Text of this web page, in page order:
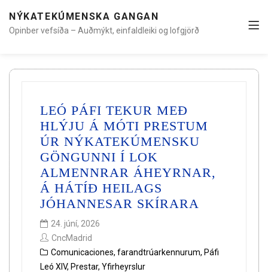
NÝKATEKÚMENSKA GANGAN
Opinber vefsíða – Auðmýkt, einfaldleiki og lofgjörð
LEÓ PÁFI TEKUR MEÐ
HLÝJU Á MÓTI PRESTUM
ÚR NÝKATEKÚMENSKU
GÖNGUNNI Í LOK
ALMENNRAR ÁHEYRNAR,
Á HÁTÍÐ HEILAGS
JÓHANNESAR SKÍRARA
24. júní, 2026
CncMadrid
Comunicaciones, farandtrúarkennurum, Páfi
Leó XIV, Prestar, Yfirheyrslur